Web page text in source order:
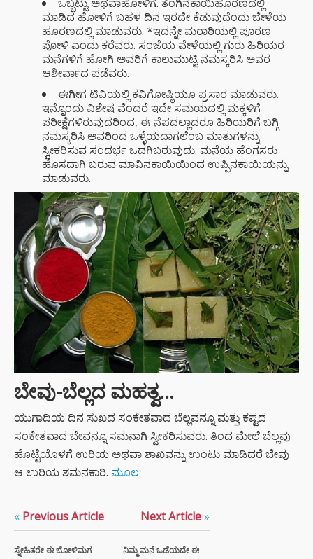
ಒಬ್ಬಟ್ಟು ಅಥವಾಹೋಳಿಗೆ. ತೆಂಗಿನಕಾಯಿಹೂರಣದಲ್ಲಿ
ಮಾಡಿದ ಹೋಳಿಗೆ ಬಹಳ ದಿನ ಇರದೇ ಕೆಡುವುದೆಂದು ಬೇಳೆಯ
ಹೂರಣದಲ್ಲಿ ಮಾಡುವರು. *ಇದನ್ನೇ ಮರಾಠಿಯಲ್ಲಿ ಪೂರಣ
ಪೋಳಿ ಎಂದು ಕರೆವರು. ಸಂಜೆಯ ವೇಳೆಯಲ್ಲಿ ಗುರು ಹಿರಿಯರ
ಮನೆಗಳಿಗೆ ಹೋಗಿ ಅವರಿಗೆ ಕಾಲುಮುಟ್ಟಿ ನಮಸ್ಕರಿಸಿ ಅವರ
ಆಶೀರ್ವಾದ ಪಡೆವರು.
ಈಗೀಗ ಟಿವಿಯಲ್ಲಿ ಕವಿಗೋಷ್ಠಿಯೂ ಪ್ರಸಾರ ಮಾಡುವರು.
ಇನ್ನೊಂದು ವಿಶೇಷ ವೆಂದರೆ ಇದೇ ಸಮಯದಲ್ಲಿ ಮಕ್ಕಳಿಗೆ
ಪರೀಕ್ಷೆಗಳಿರುವುದರಿಂದ, ಈ ನೆಪದಲ್ಲಾದರೂ ಹಿರಿಯರಿಗೆ ಬಗ್ಗಿ
ನಮಸ್ಕರಿಸಿ ಅವರಿಂದ ಒಳ್ಳೆಯದಾಗಲೆಂಬ ಮಾತುಗಳನ್ನು
ಸ್ವೀಕರಿಸುವ ಸಂದರ್ಭ ಒದಗಿಬರುವುದು. ಮನೆಯ ಹೆಂಗಸರು
ಹೊಸದಾಗಿ ಬರುವ ಮಾವಿನಕಾಯಿಯಿಂದ ಉಪ್ಪಿನಕಾಯಿಯನ್ನು
ಮಾಡುವರು.
ಬೇವು-ಬೆಲ್ಲದ ಮಹತ್ವ…
ಯುಗಾದಿಯ ದಿನ ಸುಖದ ಸಂಕೇತವಾದ ಬೆಲ್ಲವನ್ನೂ ಮತ್ತು ಕಷ್ಟದ
ಸಂಕೇತವಾದ ಬೇವನ್ನೂ ಸಮನಾಗಿ ಸ್ವೀಕರಿಸುವರು. ತಿಂದ ಮೇಲೆ ಬೆಲ್ಲವು
ಹೊಟ್ಟೆಯೊಳಗೆ ಉರಿಯ ಅಥವಾ ಶಾಖವನ್ನು ಉಂಟು ಮಾಡಿದರೆ ಬೇವು
ಆ ಉರಿಯ ಶಮನಕಾರಿ. ಮೂಲ
« Previous Article
ಸ್ನೇಹಿತರೇ ಈ ಬೋಳಿಮಗ
Next Article»
ನಿಮ್ಮ ಮನೆ ಒಡೆಯದೇ ಈ